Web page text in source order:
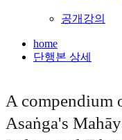
공개강의
home
단행본 상세
A compendium
Asaṅga's